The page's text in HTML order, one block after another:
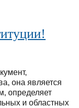
она является
определяет
и областных